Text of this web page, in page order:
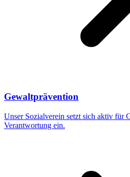
Gewaltprävention
Unser Sozialverein setzt sich aktiv für
Verantwortung ein.